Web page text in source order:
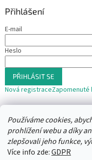
Používáme cookies,
prohlížení webu a díky
zlepšovali jeho funkce,
Více info zde:GDPR
Přihlášení
E-mail
Heslo
PŘIHLÁSIT SE
Nová registraceZapomenuté